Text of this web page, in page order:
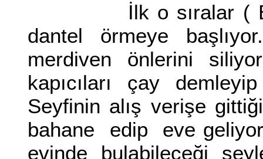
İlk o sıralar ( B )
dantel örmeye
merdiven önlerini
kapıcıları çay
Seyfinin alış verişe
bahane edip eve
evinde bulabileceği